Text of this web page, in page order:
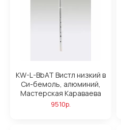
KW-L-BbAT Вистл низкий в
Си-бемоль, алюминий,
Мастерская Караваева
9510р.